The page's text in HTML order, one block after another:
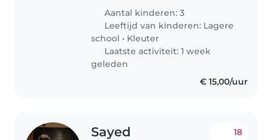
(9), Guy (7) and Gus (2.5). We are
looking for a caring, reliable and
energetic babysitter..
Aantal kinderen: 3
Leeftijd van kinderen: Lagere
school • Kleuter
Laatste activiteit: 1 week
geleden
€ 15,00/uur
Sayed
18